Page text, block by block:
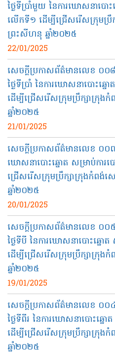
ថ្ងៃទីប្រាំមួយ នៃការឃោសនាបោះ
លើកទី១ ដើម្បីជ្រើសរើសក្រុមប្រឹ
ព្រះសីហនុ ឆ្នាំ២០២៥
22/01/2025
សេចក្តីប្រកាសព័ត៌មានលេខ ០០
ថ្ងៃទីប្រាំ នៃការឃោសនាបោះឆ្ន
ដើម្បីជ្រើសរើសក្រុមប្រឹក្សាក្រុ
ឆ្នាំ២០២៥
21/01/2025
សេចក្តីប្រកាសព័ត៌មានលេខ ០០៧
ឃោសនាបោះឆ្នោត សម្រាប់ការប
ជ្រើសរើសក្រុមប្រឹក្សាក្រុងកំពង់
ឆ្នាំ២០២៥
20/01/2025
សេចក្តីប្រកាសព័ត៌មានលេខ ០០
ថ្ងៃទីបី នៃការឃោសនាបោះឆ្នោ
ដើម្បីជ្រើសរើសក្រុមប្រឹក្សាក្រុ
ឆ្នាំ២០២៥
19/01/2025
សេចក្តីប្រកាសព័ត៌មានលេខ ០០
ថ្ងៃទីពីរ នៃការឃោសនាបោះឆ្ន
ដើម្បីជ្រើសរើសក្រុមប្រឹក្សាក្រុ
ឆ្នាំ២០២៥